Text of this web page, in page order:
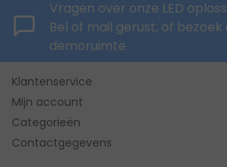
Vragen over onze LED
Bel of mail gerust, of bezoek
demoruimte
Klantenservice
Mijn account
Categorieën
Contactgegevens